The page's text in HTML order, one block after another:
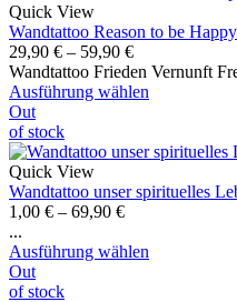
Quick View
Wandtattoo Reason to be
29,90 € – 59,90 €
Wandtattoo Frieden Vernunft
Ausführung wählen
Out
of stock
Quick View
Wandtattoo unser spirituelles
1,00 € – 69,90 €
...
Ausführung wählen
Out
of stock